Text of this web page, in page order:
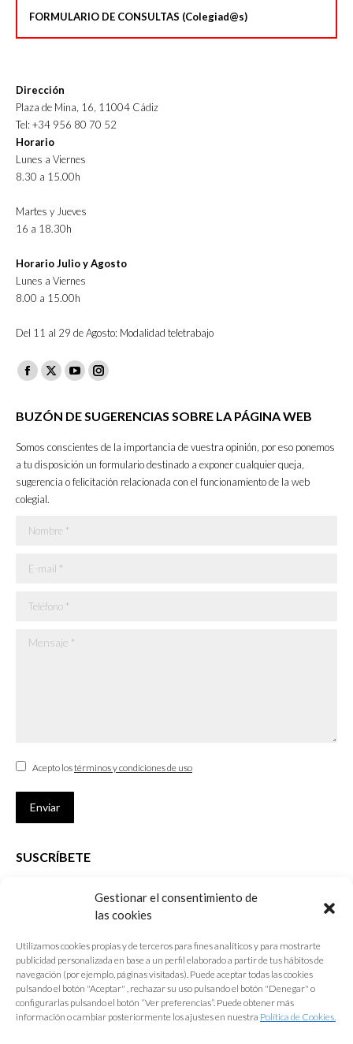
Gestionar el consentimiento de
las cookies
Utilizamos cookies propias y de terceros para fines analíticos y para mostrarte
publicidad personalizada en base a un perfil elaborado a partir de tus hábitos de
navegación (por ejemplo, páginas visitadas). Puede aceptar todas las cookies
pulsando el botón "Aceptar" , rechazar su uso pulsando el botón "Denegar" o
configurarlas pulsando el botón “Ver preferencias”. Puede obtener más
información o cambiar posteriormente los ajustes en nuestra Política de Cookies.
FORMULARIO DE CONSULTAS (Colegiad@s)
Dirección
Plaza de Mina, 16, 11004 Cádiz
Tel: +34 956 80 70 52
Horario
Lunes a Viernes
8.30 a 15.00h
Martes y Jueves
16 a 18.30h
Horario Julio y Agosto
Lunes a Viernes
8.00 a 15.00h
Del 11 al 29 de Agosto: Modalidad teletrabajo
Facebook
opens
new
window
X
opens
new
window
YouTube
opens
new
window
Instagram
opens
in
new
window
BUZÓN DE SUGERENCIAS SOBRE LA PÁGINA WEB
Somos conscientes de la importancia de vuestra opinión, por eso ponemos
a tu disposición un formulario destinado a exponer cualquier queja,
sugerencia o felicitación relacionada con el funcionamiento de la web
colegial.
Nombre *
E-mail *
Teléfono *
Mensaje *
Acepto lostérminos y condiciones de uso
Enviar
SUSCRÍBETE
que desarrolla el Colegio de Arquitectos de Cádiz
E-mail *
Acepto lostérminos y condiciones de uso